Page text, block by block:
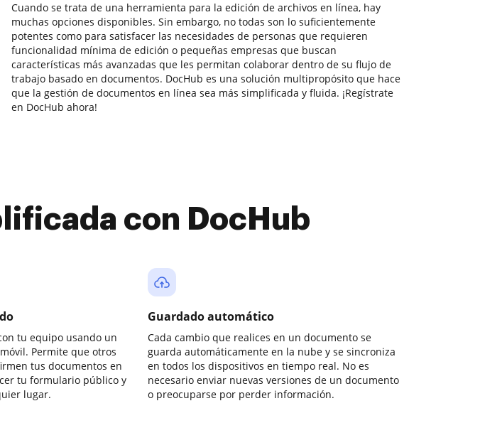
Cuando se trata de una herramienta para la edición de archivos en línea, hay
muchas opciones disponibles. Sin embargo, no todas son lo suficientemente
potentes como para satisfacer las necesidades de personas que requieren
funcionalidad mínima de edición o pequeñas empresas que buscan
características más avanzadas que les permitan colaborar dentro de su flujo de
trabajo basado en documentos. DocHub es una solución multipropósito que hace
que la gestión de documentos en línea sea más simplificada y fluida. ¡Regístrate
en DocHub ahora!
con DocHub
tu equipo usando un
Permite que otros
tus documentos en
tu formulario público y
lugar.
Guardado automático
Cada cambio que realices en un documento se
guarda automáticamente en la nube y se sincroniza
en todos los dispositivos en tiempo real. No es
necesario enviar nuevas versiones de un documento
o preocuparse por perder información.